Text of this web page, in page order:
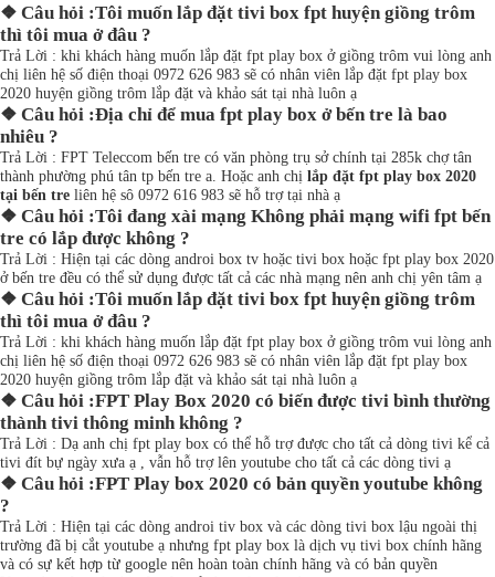
❖ Câu hỏi :Tôi muốn lắp đặt tivi box fpt huyện giồng trôm
thì tôi mua ở đâu ?
Trả Lời : khi khách hàng muốn lắp đặt fpt play box ở giồng trôm vui lòng anh
chị liên hệ số điện thoại 0972 626 983 sẽ có nhân viên lắp đặt fpt play box
2020 huyện giồng trôm lắp đặt và khảo sát tại nhà luôn ạ
❖ Câu hỏi :Địa chỉ để mua fpt play box ở bến tre là bao
nhiêu ?
Trả Lời : FPT Teleccom bến tre có văn phòng trụ sở chính tại 285k chợ tân
thành phường phú tân tp bến tre a. Hoặc anh chị lắp đặt fpt play box 2020
tại bến tre liên hệ sô 0972 616 983 sẽ hỗ trợ tại nhà ạ
❖ Câu hỏi :Tôi đang xài mạng Không phải mạng wifi fpt bến
tre có lắp được không ?
Trả Lời : Hiện tại các dòng androi box tv hoặc tivi box hoặc fpt play box 2020
ở bến tre đều có thể sử dụng được tất cả các nhà mạng nên anh chị yên tâm ạ
❖ Câu hỏi :Tôi muốn lắp đặt tivi box fpt huyện giồng trôm
thì tôi mua ở đâu ?
Trả Lời : khi khách hàng muốn lắp đặt fpt play box ở giồng trôm vui lòng anh
chị liên hệ số điện thoại 0972 626 983 sẽ có nhân viên lắp đặt fpt play box
2020 huyện giồng trôm lắp đặt và khảo sát tại nhà luôn ạ
❖ Câu hỏi :FPT Play Box 2020 có biến được tivi bình thường
thành tivi thông minh không ?
Trả Lời : Dạ anh chị fpt play box có thể hỗ trợ được cho tất cả dòng tivi kể cả
tivi đít bự ngày xưa ạ , vẫn hỗ trợ lên youtube cho tất cả các dòng tivi ạ
❖ Câu hỏi :FPT Play box 2020 có bản quyền youtube không
?
Trả Lời : Hiện tại các dòng androi tiv box và các dòng tivi box lậu ngoài thị
trường đã bị cắt youtube ạ nhưng fpt play box là dịch vụ tivi box chính hãng
và có sự kết hợp từ google nên hoàn toàn chính hãng và có bản quyền